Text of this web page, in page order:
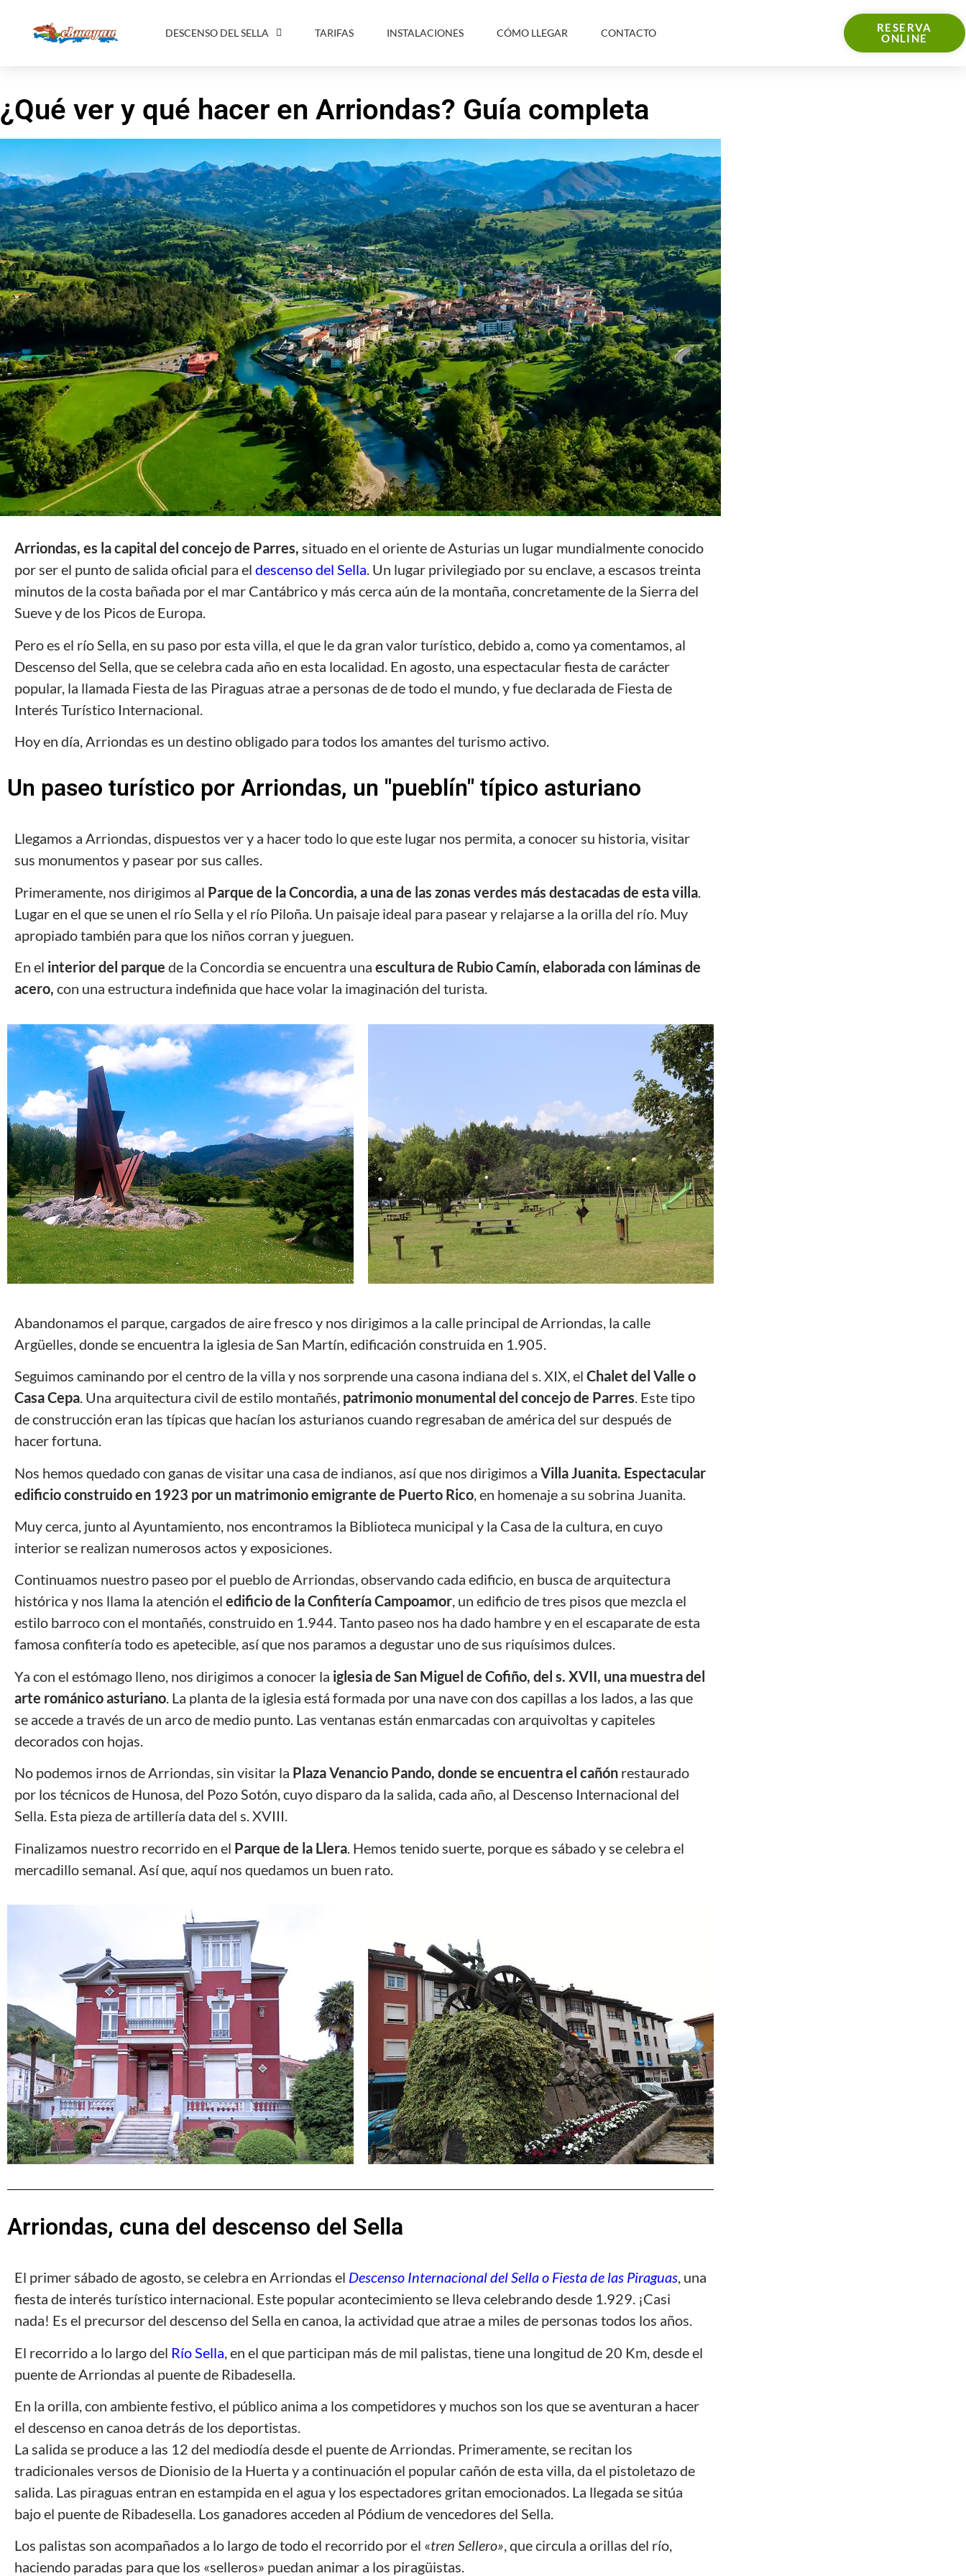
DESCENSO DEL SELLA TARIFAS INSTALACIONES CÓMO LLEGAR CONTACTO
RESERVA
ONLINE
¿Qué ver y qué hacer en Arriondas? Guía completa
Arriondas, es la capital del concejo de Parres, situado en el oriente de Asturias un lugar mundialmente conocido
por ser el punto de salida oficial para el descenso del Sella. Un lugar privilegiado por su enclave, a escasos treinta
minutos de la costa bañada por el mar Cantábrico y más cerca aún de la montaña, concretamente de la Sierra del
Sueve y de los Picos de Europa.
Pero es el río Sella, en su paso por esta villa, el que le da gran valor turístico, debido a, como ya comentamos, al
Descenso del Sella, que se celebra cada año en esta localidad. En agosto, una espectacular fiesta de carácter
popular, la llamada Fiesta de las Piraguas atrae a personas de de todo el mundo, y fue declarada de Fiesta de
Interés Turístico Internacional.
Hoy en día, Arriondas es un destino obligado para todos los amantes del turismo activo.
Un paseo turístico por Arriondas, un "pueblín" típico asturiano
Llegamos a Arriondas, dispuestos ver y a hacer todo lo que este lugar nos permita, a conocer su historia, visitar
sus monumentos y pasear por sus calles.
Primeramente, nos dirigimos al Parque de la Concordia, a una de las zonas verdes más destacadas de esta villa.
Lugar en el que se unen el río Sella y el río Piloña. Un paisaje ideal para pasear y relajarse a la orilla del río. Muy
apropiado también para que los niños corran y jueguen.
En el interior del parque de la Concordia se encuentra una escultura de Rubio Camín, elaborada con láminas de
acero, con una estructura indefinida que hace volar la imaginación del turista.
Abandonamos el parque, cargados de aire fresco y nos dirigimos a la calle principal de Arriondas, la calle
Argüelles, donde se encuentra la iglesia de San Martín, edificación construida en 1.905.
Seguimos caminando por el centro de la villa y nos sorprende una casona indiana del s. XIX, el Chalet del Valle o
Casa Cepa. Una arquitectura civil de estilo montañés, patrimonio monumental del concejo de Parres. Este tipo
de construcción eran las típicas que hacían los asturianos cuando regresaban de américa del sur después de
hacer fortuna.
Nos hemos quedado con ganas de visitar una casa de indianos, así que nos dirigimos a Villa Juanita. Espectacular
edificio construido en 1923 por un matrimonio emigrante de Puerto Rico , en homenaje a su sobrina Juanita.
Muy cerca, junto al Ayuntamiento, nos encontramos la Biblioteca municipal y la Casa de la cultura, en cuyo
interior se realizan numerosos actos y exposiciones.
Continuamos nuestro paseo por el pueblo de Arriondas, observando cada edificio, en busca de arquitectura
histórica y nos llama la atención el edificio de la Confitería Campoamor, un edificio de tres pisos que mezcla el
estilo barroco con el montañés, construido en 1.944. Tanto paseo nos ha dado hambre y en el escaparate de esta
famosa confitería todo es apetecible, así que nos paramos a degustar uno de sus riquísimos dulces.
Ya con el estómago lleno, nos dirigimos a conocer la iglesia de San Miguel de Cofiño, del s. XVII, una muestra del
arte románico asturiano . La planta de la iglesia está formada por una nave con dos capillas a los lados, a las que
se accede a través de un arco de medio punto. Las ventanas están enmarcadas con arquivoltas y capiteles
decorados con hojas.
No podemos irnos de Arriondas, sin visitar la Plaza Venancio Pando, donde se encuentra el cañón restaurado
por los técnicos de Hunosa, del Pozo Sotón, cuyo disparo da la salida, cada año, al Descenso Internacional del
Sella. Esta pieza de artillería data del s. XVIII.
Finalizamos nuestro recorrido en el Parque de la Llera . Hemos tenido suerte, porque es sábado y se celebra el
mercadillo semanal. Así que, aquí nos quedamos un buen rato.
Arriondas, cuna del descenso del Sella
El primer sábado de agosto, se celebra en Arriondas el Descenso Internacional del Sella o Fiesta de las Piraguas, una
fiesta de interés turístico internacional. Este popular acontecimiento se lleva celebrando desde 1.929. ¡Casi
nada! Es el precursor del descenso del Sella en canoa, la actividad que atrae a miles de personas todos los años.
El recorrido a lo largo del Río Sella , en el que participan más de mil palistas, tiene una longitud de 20 Km, desde el
puente de Arriondas al puente de Ribadesella.
En la orilla, con ambiente festivo, el público anima a los competidores y muchos son los que se aventuran a hacer
el descenso en canoa detrás de los deportistas.
La salida se produce a las 12 del mediodía desde el puente de Arriondas. Primeramente, se recitan los
tradicionales versos de Dionisio de la Huerta y a continuación el popular cañón de esta villa, da el pistoletazo de
salida. Las piraguas entran en estampida en el agua y los espectadores gritan emocionados. La llegada se sitúa
bajo el puente de Ribadesella. Los ganadores acceden al Pódium de vencedores del Sella.
Los palistas son acompañados a lo largo de todo el recorrido por el «tren Sellero», que circula a orillas del río,
haciendo paradas para que los «selleros» puedan animar a los piragüistas.